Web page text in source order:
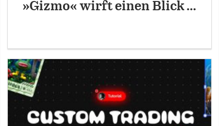
»Gizmo« wirft einen Blick …